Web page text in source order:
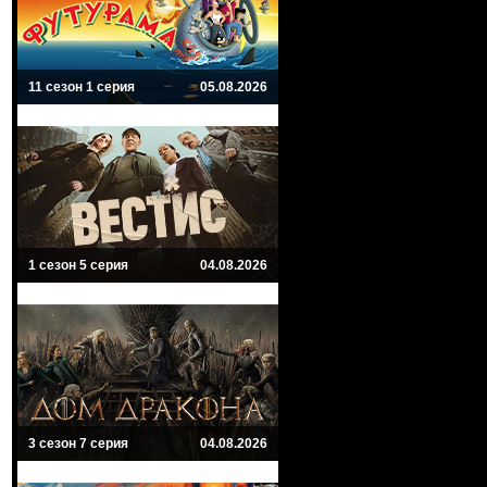
11 сезон 1 серия 05.08.2026
1 сезон 5 серия 04.08.2026
3 сезон 7 серия 04.08.2026